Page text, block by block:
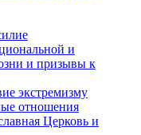
и
и призывы к
экстремизму
отношения
Церковь и